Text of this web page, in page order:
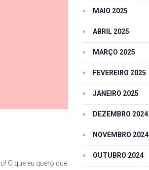
O que eu quero que
MAIO 2025
ABRIL 2025
MARÇO 2025
FEVEREIRO 2025
JANEIRO 2025
DEZEMBRO 2024
NOVEMBRO 2024
OUTUBRO 2024